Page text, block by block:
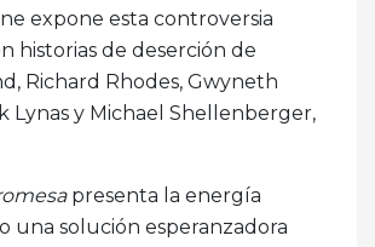
expone esta controversia
historias de deserción de
Richard Rhodes, Gwyneth
Lynas y Michael Shellenberger,
presenta la energía
una solución esperanzadora